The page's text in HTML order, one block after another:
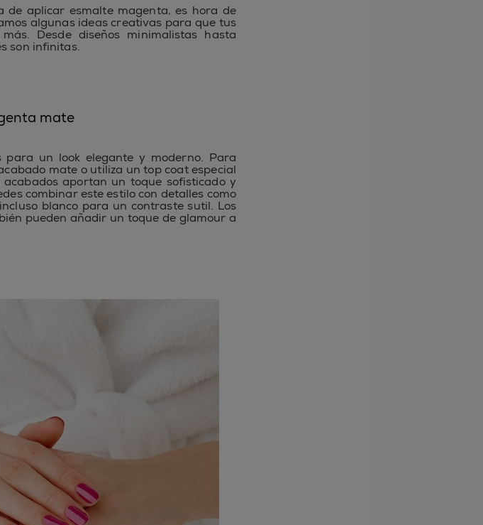
de aplicar esmalte magenta, es hora de
algunas ideas creativas para que tus
Desde diseños minimalistas hasta
son infinitas.
mate
un look elegante y moderno. Para
mate o utiliza un top coat especial
aportan un toque sofisticado y
combinar este estilo con detalles como
blanco para un contraste sutil. Los
pueden añadir un toque de glamour a